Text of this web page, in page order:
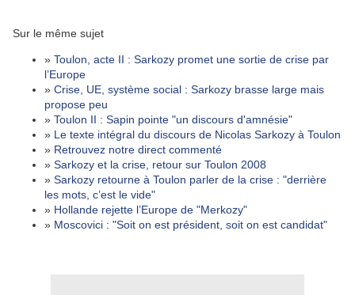
Sur le même sujet
» Toulon, acte II : Sarkozy promet une sortie de crise par
l’Europe
» Crise, UE, système social : Sarkozy brasse large mais
propose peu
» Toulon II : Sapin pointe "un discours d'amnésie"
» Le texte intégral du discours de Nicolas Sarkozy à Toulon
» Retrouvez notre direct commenté
» Sarkozy et la crise, retour sur Toulon 2008
» Sarkozy retourne à Toulon parler de la crise : "derrière
les mots, c’est le vide"
» Hollande rejette l’Europe de "Merkozy"
» Moscovici : "Soit on est président, soit on est candidat"